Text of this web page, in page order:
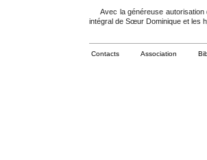
Avec la généreuse autorisation
intégral de Sœur Dominique et les
Contacts Association